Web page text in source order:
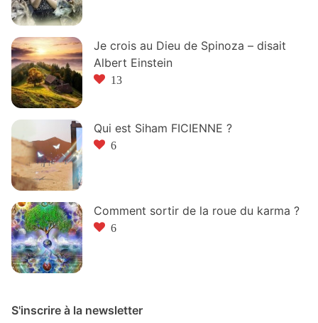
Je crois au Dieu de Spinoza – disait
Albert Einstein
13
Qui est Siham FICIENNE ?
6
Comment sortir de la roue du karma ?
6
S'inscrire à la newsletter